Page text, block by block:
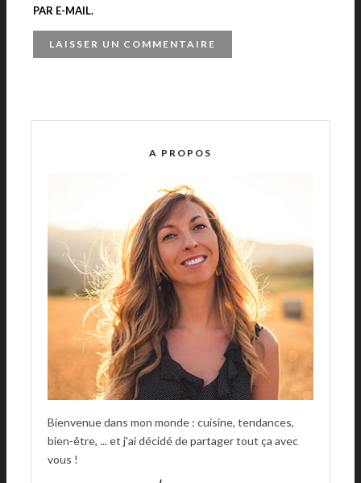
PAR E-MAIL.
A PROPOS
Bienvenue dans mon monde : cuisine, tendances,
bien-être, ... et j'ai décidé de partager tout ça avec
vous !